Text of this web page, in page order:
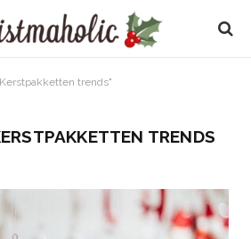
trends"
TRENDS